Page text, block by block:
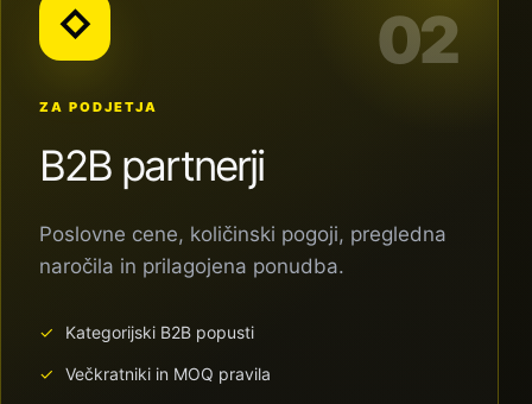
02
◇
ZA PODJETJA
B2B partnerji
Poslovne cene, količinski pogoji, pregledna
naročila in prilagojena ponudba.
Kategorijski B2B popusti
Večkratniki in MOQ pravila